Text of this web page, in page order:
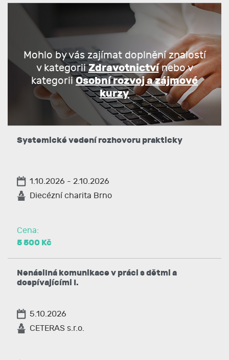
Mohlo by vás zajímat doplnění znalostí
v kategoriiZdravotnictvínebo v
kategoriiOsobní rozvoj a zájmové
kurzy
Systemické vedení rozhovoru prakticky
1.10.2026 - 2.10.2026
Diecézní charita Brno
Cena:
5 500 Kč
Nenásilná komunikace v práci s dětmi a
dospívajícími I.
5.10.2026
CETERAS s.r.o.